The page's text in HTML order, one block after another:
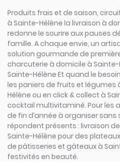
Produits frais et de saison,
à Sainte-Hélène la livraison à
redonne le sourire aux pauses
famille. A chaque envie, un
solution gourmande de
charcuterie à domicile à
Sainte-Hélène Et quand le
les paniers de fruits et légumes
Hélène ou en click & collect à
cocktail multivitaminé. Pour les
de fin d’année à organiser
répondent présents : livraison
Sainte-Hélène pour des
de pâtisseries et gâteaux à
festivités en beauté.